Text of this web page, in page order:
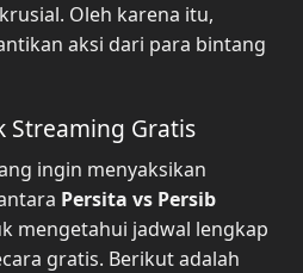
Oleh karena itu,
aksi dari para bintang
Streaming Gratis
ingin menyaksikan
Persita vs Persib
mengetahui jadwal lengkap
gratis. Berikut adalah